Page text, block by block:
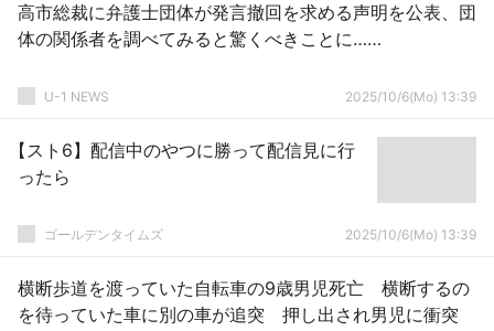
高市総裁に弁護士団体が発言撤回を求める声明を公表、団
体の関係者を調べてみると驚くべきことに……
U-1 NEWS 2025/10/6(Mo) 13:39
【スト6】配信中のやつに勝って配信見に行
ったら
ゴールデンタイムズ 2025/10/6(Mo) 13:39
横断歩道を渡っていた自転車の9歳男児死亡 横断するの
を待っていた車に別の車が追突 押し出され男児に衝突